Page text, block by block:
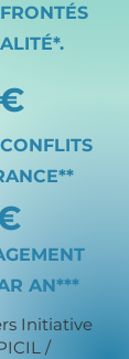
AN***
Initiative
/